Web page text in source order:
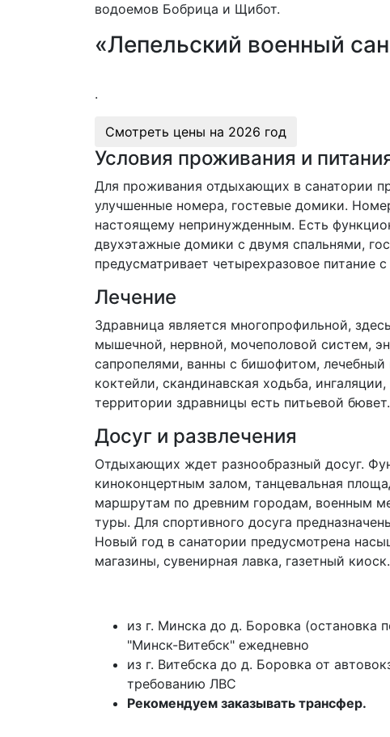
водоемов Бобрица и Щибот.
«Лепельский военный
.
Смотреть цены на 2026 год
Условия проживания и
Для проживания отдыхающих в санатории
улучшенные номера, гостевые домики.
настоящему непринужденным. Есть
двухэтажные домики с двумя спальнями,
предусматривает четырехразовое питание
Лечение
Здравница является многопрофильной,
мышечной, нервной, мочеполовой систем,
сапропелями, ванны с бишофитом, лечебный
коктейли, скандинавская ходьба,
территории здравницы есть питьевой
Досуг и развлечения
Отдыхающих ждет разнообразный досуг.
киноконцертным залом, танцевальная
маршрутам по древним городам, военным
туры. Для спортивного досуга
Новый год в санатории предусмотрена
магазины, сувенирная лавка, газетный киоск.
из г. Минска до д. Боровка (остановка
"Минск-Витебск" ежедневно
из г. Витебска до д. Боровка от
требованию ЛВС
Рекомендуем заказывать трансфер.